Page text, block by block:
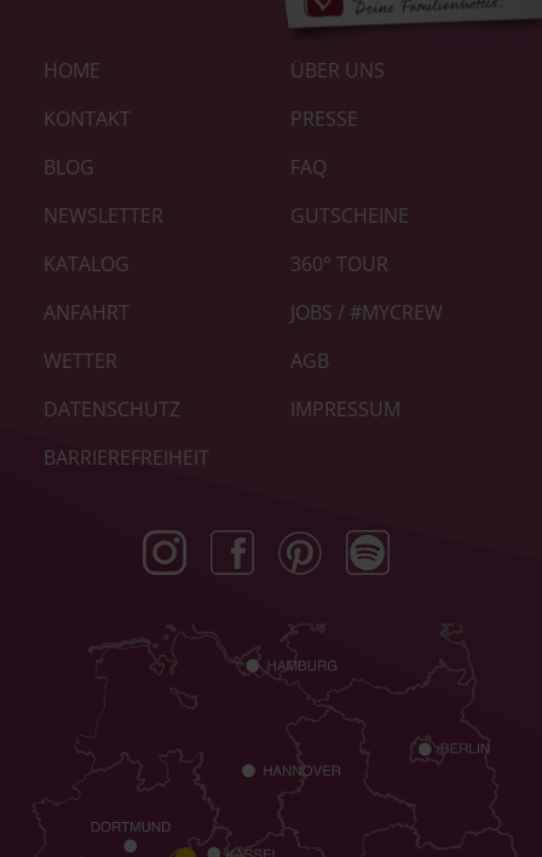
Footer-
neu
HOME
ÜBER UNS
KONTAKT
PRESSE
BLOG
FAQ
NEWSLETTER
GUTSCHEINE
KATALOG
360° TOUR
ANFAHRT
JOBS / #MYCREW
WETTER
AGB
DATENSCHUTZ
IMPRESSUM
BARRIEREFREIHEIT